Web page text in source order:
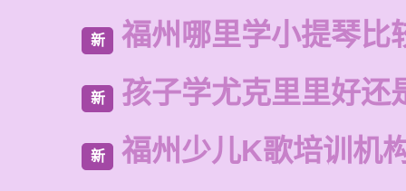
新 福州哪里学小提琴比
新 孩子学尤克里里好还
新 福州少儿K歌培训机